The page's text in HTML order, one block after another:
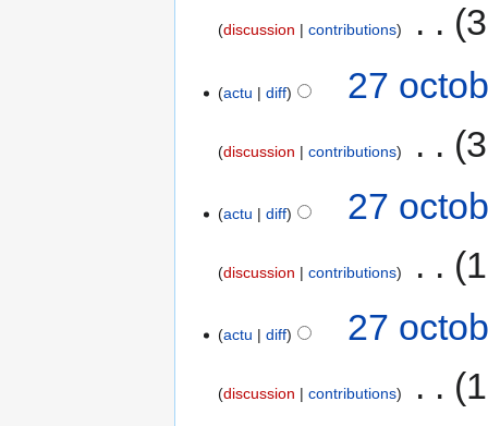
discussion contributions
actu diff 27
discussion contributions
actu diff 27
discussion contributions
actu diff 27
discussion contributions